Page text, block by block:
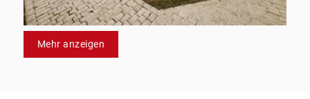
Mehr anzeigen